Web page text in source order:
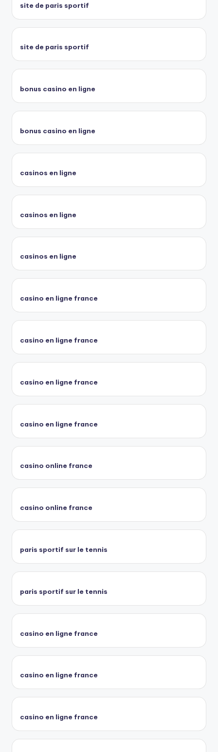
site de paris sportif
site de paris sportif
bonus casino en ligne
bonus casino en ligne
casinos en ligne
casinos en ligne
casinos en ligne
casino en ligne france
casino en ligne france
casino en ligne france
casino en ligne france
casino online france
casino online france
paris sportif sur le tennis
paris sportif sur le tennis
casino en ligne france
casino en ligne france
casino en ligne france